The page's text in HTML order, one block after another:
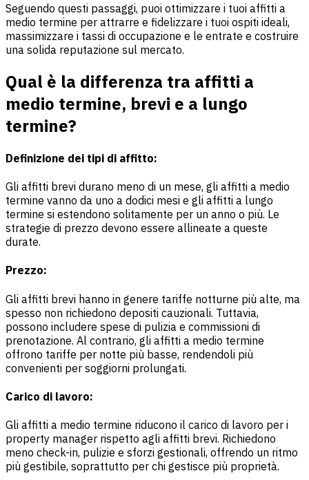
Seguendo questi passaggi, puoi ottimizzare i tuoi affitti a
medio termine per attrarre e fidelizzare i tuoi ospiti ideali,
massimizzare i tassi di occupazione e le entrate e costruire
una solida reputazione sul mercato.
Qual è la differenza tra affitti a
medio termine, brevi e a lungo
termine?
Definizione dei tipi di affitto:
Gli affitti brevi durano meno di un mese, gli affitti a medio
termine vanno da uno a dodici mesi e gli affitti a lungo
termine si estendono solitamente per un anno o più. Le
strategie di prezzo devono essere allineate a queste
durate.
Prezzo:
Gli affitti brevi hanno in genere tariffe notturne più alte, ma
spesso non richiedono depositi cauzionali. Tuttavia,
possono includere spese di pulizia e commissioni di
prenotazione. Al contrario, gli affitti a medio termine
offrono tariffe per notte più basse, rendendoli più
convenienti per soggiorni prolungati.
Carico di lavoro:
Gli affitti a medio termine riducono il carico di lavoro per i
property manager rispetto agli affitti brevi. Richiedono
meno check-in, pulizie e sforzi gestionali, offrendo un ritmo
più gestibile, soprattutto per chi gestisce più proprietà.